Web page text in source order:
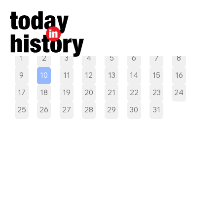
Pilih tanggal
1 2 3 4 5 6 7
8
9
10 11 12 13 14 15
16
17
18 19 20 21 22 23
24
25
26 27 28 29 30 31